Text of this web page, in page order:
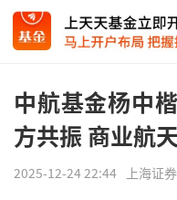
中航基金杨中
方共振 商业航
2025-12-24 22:44 上海证